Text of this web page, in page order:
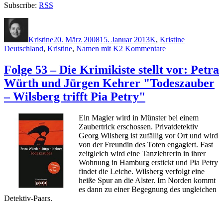
Subscribe: RSS
Kristine20. März 200815. Januar 2013K, Kristine
Deutschland, Kristine, Namen mit K2 Kommentarezu
–
Die
Volker
Klüpfel
und
Michael
Kobr
"Laienspiel"
Folge 53 – Die Krimikiste stellt vor: Petra
Würth und Jürgen Kehrer "Todeszauber
– Wilsberg trifft Pia Petry"
Ein Magier wird in Münster bei einem
Zaubertrick erschossen. Privatdetektiv
Georg Wilsberg ist zufällig vor Ort und wird
von der Freundin des Toten engagiert. Fast
zeitgleich wird eine Tanzlehrerin in ihrer
Wohnung in Hamburg erstickt und Pia Petry
findet die Leiche. Wilsberg verfolgt eine
heiße Spur an die Alster. Im Norden kommt
es dann zu einer Begegnung des ungleichen
Detektiv-Paars.